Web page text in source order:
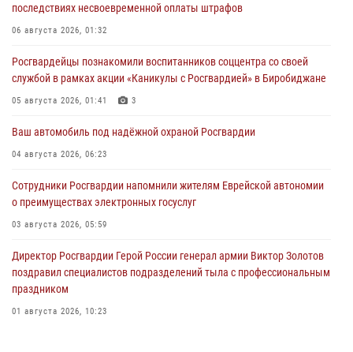
последствиях несвоевременной оплаты штрафов
06 августа 2026, 01:32
Росгвардейцы познакомили воспитанников соццентра со своей
службой в рамках акции «Каникулы с Росгвардией» в Биробиджане
05 августа 2026, 01:41 3
Ваш автомобиль под надёжной охраной Росгвардии
04 августа 2026, 06:23
Сотрудники Росгвардии напомнили жителям Еврейской автономии
о преимуществах электронных госуслуг
03 августа 2026, 05:59
Директор Росгвардии Герой России генерал армии Виктор Золотов
поздравил специалистов подразделений тыла с профессиональным
праздником
01 августа 2026, 10:23